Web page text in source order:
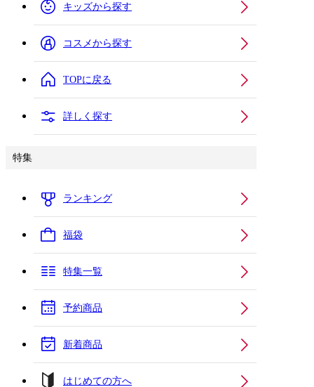
キッズから探す
コスメから探す
TOPに戻る
詳しく探す
特集
ランキング
福袋
特集一覧
予約商品
新着商品
はじめての方へ